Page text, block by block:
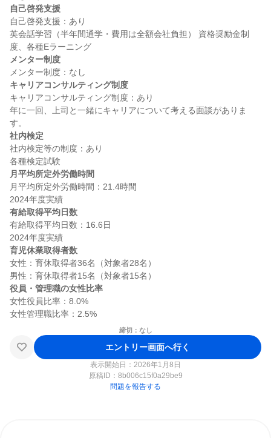
自己啓発支援
自己啓発支援：あり
英会話学習（半年間通学・費用は全額会社負担） 資格奨励金制
メンター制度
キャリアコンサルティング制度
キャリアコンサルティング制度：あり
年に一回、上司と一緒にキャリアについて考える面談がありま
社内検定
社内検定等の制度：あり
月平均所定外労働時間
月平均所定外労働時間：21.4時間
有給取得平均日数
有給取得平均日数：16.6日
育児休業取得者数
女性：育休取得者36名（対象者28名）
役員・管理職の女性比率
女性役員比率：8.0%
締切：なし
エントリー画面へ行く
表示開始日：2026年1月8日
原稿ID： 8b006c15f0a29be9
問題を報告する